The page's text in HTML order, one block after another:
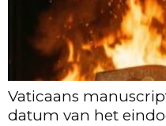
Vaticaans
datum van het